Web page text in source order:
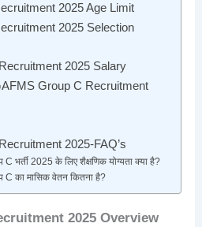
2025 Age Limit
2025 Selection
2025 Salary
Group C Recruitment
2025-FAQ’s
भर्ती 2025 के लिए शैक्षणिक योग्यता क्या है?
C का मासिक वेतन कितना है?
2025 Overview